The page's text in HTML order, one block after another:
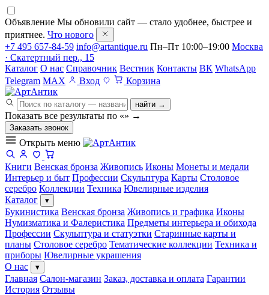
Объявление Мы обновили сайт — стало удобнее, быстрее и
приятнее. Что нового
+7 495 657-84-59 info@artantique.ru Пн–Пт 10:00–19:00 Москва
· Скатертный пер., 15
Каталог О нас Справочник Вестник Контакты ВК WhatsApp
Telegram MAX Вход Корзина
найти →
Показать все результаты по «» →
Заказать звонок
Открыть меню
Книги Венская бронза Живопись Иконы Монеты и медали
Интерьер и быт Профессии Скульптура Карты Столовое
серебро Коллекции Техника Ювелирные изделия
Каталог
▾
Букинистика Венская бронза Живопись и графика Иконы
Нумизматика и Фалеристика Предметы интерьера и обихода
Профессии Скульптура и статуэтки Старинные карты и
планы Столовое серебро Тематические коллекции Техника и
приборы Ювелирные украшения
О нас
▾
Главная Салон-магазин Заказ, доставка и оплата Гарантии
История Отзывы